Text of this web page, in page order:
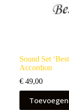
Sound Set
Accordion
€ 49,00